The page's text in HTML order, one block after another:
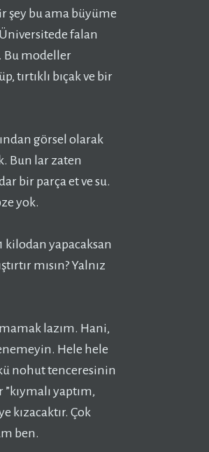
şey bu ama büyüme
falan
Bu modeller
tırtıklı bıçak ve bir
görsel olarak
Bun lar zaten
bir parça et ve su.
yok.
kilodan yapacaksan
mısın? Yalnız
lazım. Hani,
Hele hele
nohut tenceresinin
yaptım,
kızacaktır. Çok
ben.